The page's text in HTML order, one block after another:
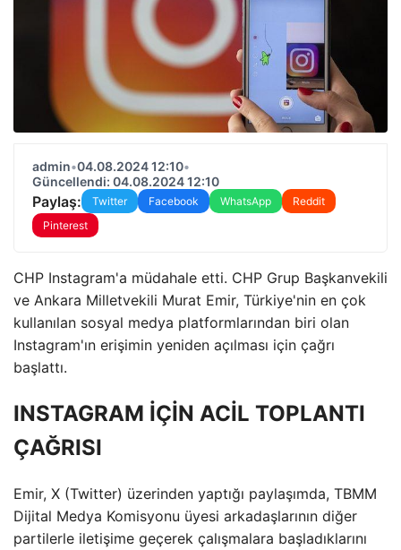
admin•04.08.2024 12:10•
Güncellendi: 04.08.2024 12:10
Paylaş: Twitter Facebook WhatsApp
Reddit
Pinterest
CHP Instagram'a müdahale etti. CHP Grup Başkanvekili
ve Ankara Milletvekili Murat Emir, Türkiye'nin en çok
kullanılan sosyal medya platformlarından biri olan
Instagram'ın erişimin yeniden açılması için çağrı
başlattı.
INSTAGRAM İÇİN ACİL TOPLANTI
ÇAĞRISI
Emir, X (Twitter) üzerinden yaptığı paylaşımda, TBMM
Dijital Medya Komisyonu üyesi arkadaşlarının diğer
partilerle iletişime geçerek çalışmalara başladıklarını